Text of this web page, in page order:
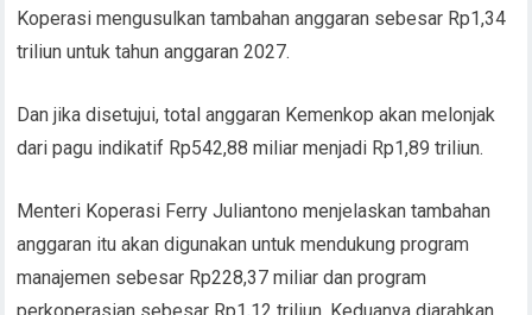
Koperasi mengusulkan tambahan anggaran sebesar Rp1,34
triliun untuk tahun anggaran 2027.
Dan jika disetujui, total anggaran Kemenkop akan melonjak
dari pagu indikatif Rp542,88 miliar menjadi Rp1,89 triliun.
Menteri Koperasi Ferry Juliantono menjelaskan tambahan
anggaran itu akan digunakan untuk mendukung program
manajemen sebesar Rp228,37 miliar dan program